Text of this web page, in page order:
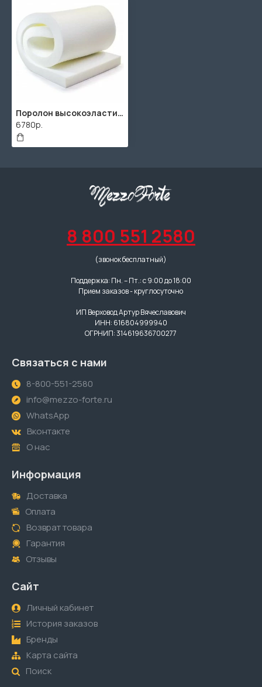
Поролон высокоэластичный HR3530 100мм (2000x1000x100мм)
6780р.
8 800 551 2580
(звонок бесплатный)
Поддержка: Пн. – Пт.: с 9:00 до 18:00
Прием заказов - круглосуточно
ИП Верховод Артур Вячеславович
ИНН: 616804999940
ОГРНИП: 314619636700277
Связаться с нами
8-800-551-2580
info@mezzo-forte.ru
WhatsApp
Вконтакте
О нас
Информация
Доставка
Оплата
Возврат товара
Гарантия
Отзывы
Сайт
Личный кабинет
История заказов
Бренды
Карта сайта
Поиск